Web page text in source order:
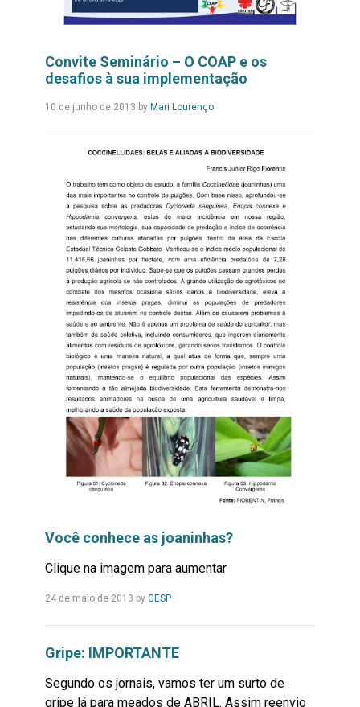
Convite Seminário – O COAP e os
desafios à sua implementação
10 de junho de 2013 by Mari LourençoLeia
Você conhece as joaninhas?
Clique na imagem para aumentar
24 de maio de 2013 by GESPLeia
Gripe: IMPORTANTE
Segundo os jornais, vamos ter um surto de
gripe lá para meados de ABRIL. Assim reenvio